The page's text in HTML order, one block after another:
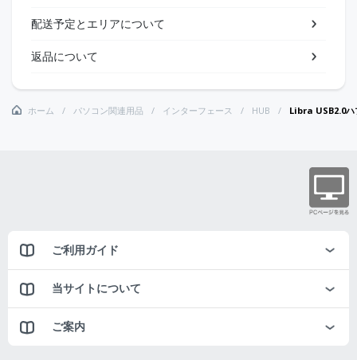
配送予定とエリアについて
返品について
ホーム パソコン関連用品 インターフェース HUB Libra USB2.0ハ
ご利用ガイド
当サイトについて
ご案内